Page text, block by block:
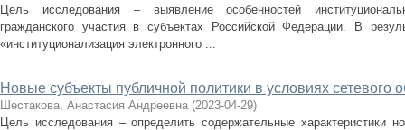
Цель исследования – выявление особенностей
гражданского участия в субъектах Российской Федерации. В
«институционализация электронного ...
Новые субъекты публичной политики в условиях сетевого
Шестакова, Анастасия Андреевна (2023-04-29)
Цель исследования – определить содержательные характеристики